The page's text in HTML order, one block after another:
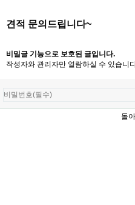
견적 문의드립니다~
비밀글 기능으로 보호된 글입니다.
작성자와 관리자만 열람하실 수 있습니
돌